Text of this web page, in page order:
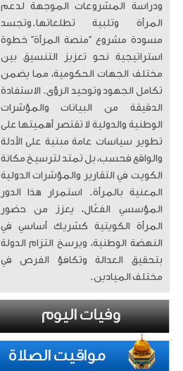
ودراسة المشروعات الموجهة لدعم
المرأة وتلبية تطلعاتها. ​وتجسد
مسودة مشروع “منصة المرأة” خطوة
استراتيجية نحو تعزيز التنسيق بين
مختلف الجهات الحكومية، مما يضمن
تكامل الجهود وتوحيد الرؤى. الاستفادة
الدقيقة من البيانات والمؤشرات
الوطنية والدولية لا تقتصر أهميتها على
تطوير سياسات عامة مبنية على الأدلة
والواقع فحسب، بل تمتد لترسيخ مكانة
الكويت في التقارير والمؤشرات الدولية
المعنية بالمرأة. ​ استمرار هذا الدور
المؤسسي الفعّال، يعزز من حضور
المرأة الكويتية كشريك أساسي في
النهضة الوطنية، ويرسخ التزام الدولة
بتحقيق العدالة وتكافؤ الفرص في
مختلف الميادين.